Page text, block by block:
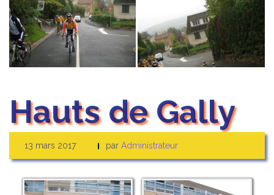
Hauts de Gally
13 mars 2017 par Administrateur